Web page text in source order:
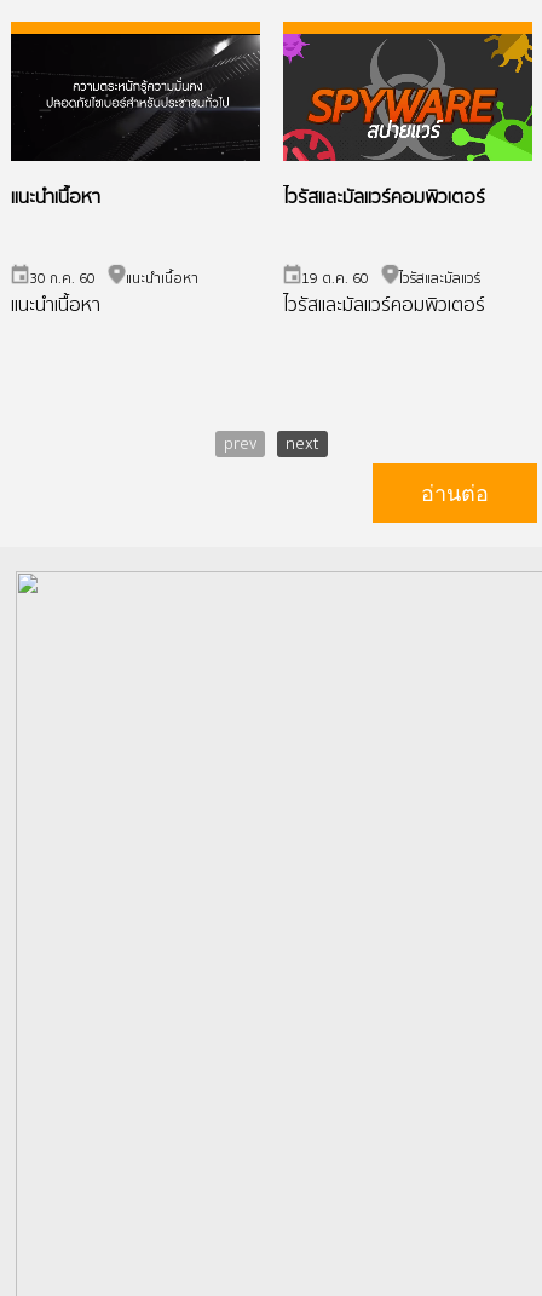
เกอร์จารกรรมข้อมูล ทำให้เห็นว่า
แม้แต่ในประเทศที่พัฒนาแล้วยังคง
ต้องเผชิญกับภัยคุกคามด้าน
ไซเบอร์ ซึ่งประเทศไทยเองก็ไม่อาจ
หลีกเลี่ยงได้
แนะนำเนื้อหา
30 ก.ค. 60 แนะนำเนื้อหา
แนะนำเนื้อหา
ไวรัสและมัลแวร์คอมพิวเตอร์
19 ต.ค. 60 ไวรัสและมัลแวร์
ไวรัสและมัลแวร์คอมพิวเตอร์
prev next
อ่านต่อ